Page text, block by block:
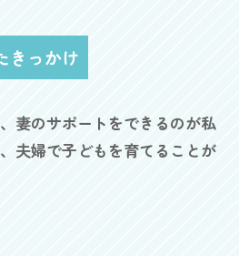
きっかけ
妻のサポートをできるのが私
夫婦で子どもを育てることが